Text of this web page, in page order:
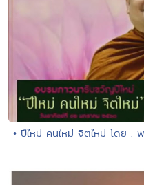
• ปีใหม่ คนใหม่ จิตใหม่ โดย :